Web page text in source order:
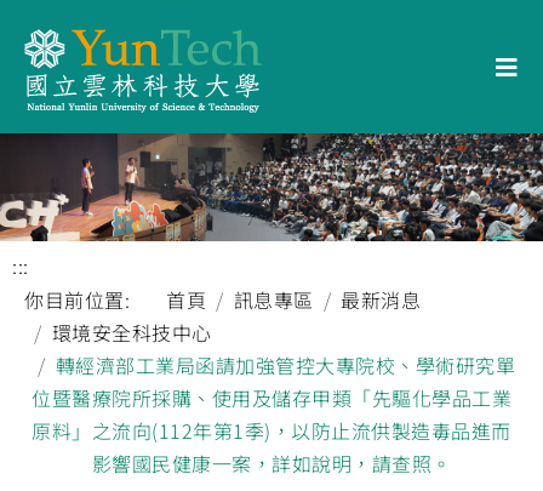
:::
你目前位置:
首頁 訊息專區
最新消息
環境安全科技中心
轉經濟部工業局函請加強管控大專院校、學術研究單
位暨醫療院所採購、使用及儲存甲類「先驅化學品工業
原料」之流向(112年第1季)，以防止流供製造毒品進而
影響國民健康一案，詳如說明，請查照。